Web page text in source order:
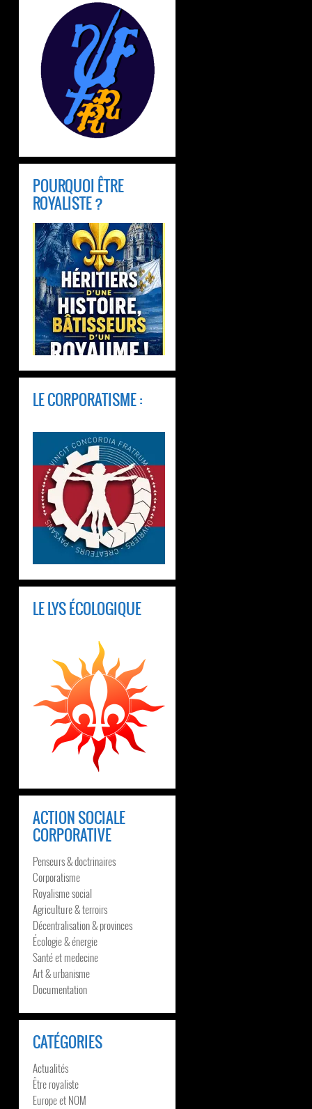
POURQUOI ÊTRE
ROYALISTE ?
LE CORPORATISME :
LE LYS ÉCOLOGIQUE
ACTION SOCIALE
CORPORATIVE
Penseurs & doctrinaires
Corporatisme
Royalisme social
Agriculture & terroirs
Décentralisation & provinces
Écologie & énergie
Santé et medecine
Art & urbanisme
Documentation
CATÉGORIES
Actualités
Être royaliste
Europe et NOM